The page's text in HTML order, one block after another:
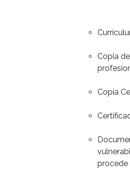
Copia
Copia
procede